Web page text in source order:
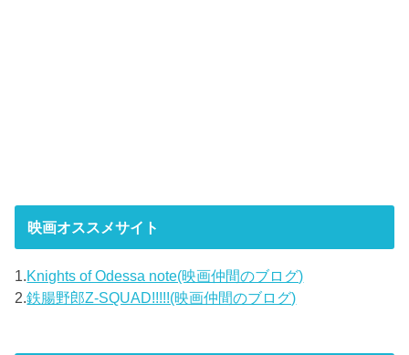
映画オススメサイト
1.Knights of Odessa note(映画仲間のブログ)
2.鉄腸野郎Z-SQUAD!!!!!(映画仲間のブログ)